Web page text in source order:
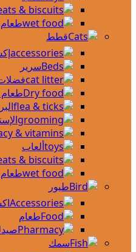
قطط
سرير
ألعاب
طيور
طعام
سمك